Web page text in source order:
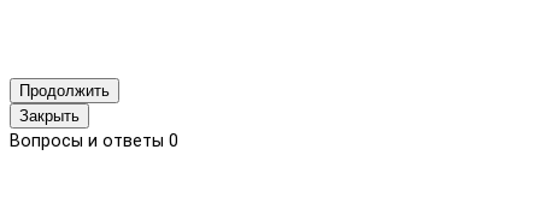
Продолжить
Закрыть
Вопросы и ответы 0